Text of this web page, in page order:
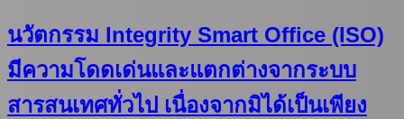
นวัตกรรม Integrity Smart Office (ISO)
มีความโดดเด่นและแตกต่างจากระบบ
สารสนเทศทั่วไป เนื่องจากมิได้เป็นเพียง